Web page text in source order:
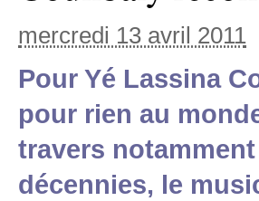
mercredi 13 avril 2011
Pour Yé Lassina
pour rien au
travers
décennies, le